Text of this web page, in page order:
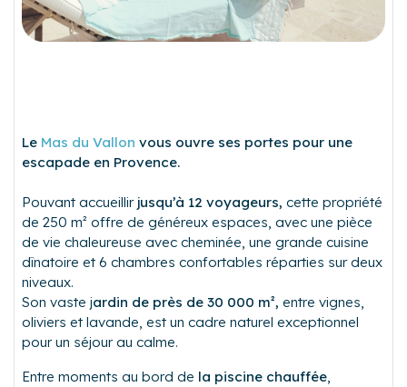
Le Mas du Vallon vous ouvre ses portes pour une
escapade en Provence.
Pouvant accueillir jusqu’à 12 voyageurs, cette propriété
de 250 m² offre de généreux espaces, avec une pièce
de vie chaleureuse avec cheminée, une grande cuisine
dînatoire et 6 chambres confortables réparties sur deux
niveaux.
Son vaste jardin de près de 30 000 m², entre vignes,
oliviers et lavande, est un cadre naturel exceptionnel
pour un séjour au calme.
Entre moments au bord de la piscine chauffée,